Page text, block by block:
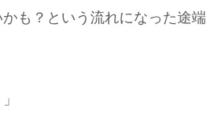
も？という流れになった途端